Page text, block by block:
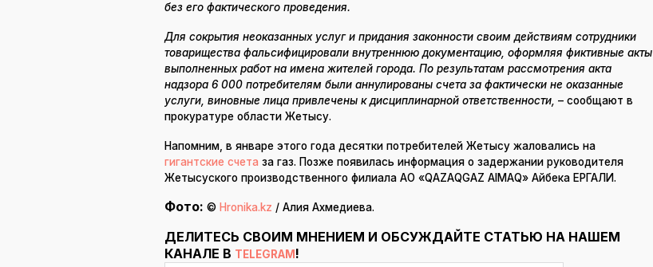
без его фактического проведения.
Для сокрытия неоказанных услуг и придания законности своим действиям сотрудники
товарищества фальсифицировали внутреннюю документацию, оформляя фиктивные акты
выполненных работ на имена жителей города. По результатам рассмотрения акта
надзора 6 000 потребителям были аннулированы счета за фактически не оказанные
услуги, виновные лица привлечены к дисциплинарной ответственности, – сообщают в
прокуратуре области Жетысу.
Напомним, в январе этого года десятки потребителей Жетысу жаловались на
гигантские счета за газ. Позже появилась информация о задержании руководителя
Жетысуского производственного филиала АО «QAZAQGAZ AIMAQ» Айбека ЕРГАЛИ.
Фото: © Hronika.kz / Алия Ахмедиева.
ДЕЛИТЕСЬ СВОИМ МНЕНИЕМ И ОБСУЖДАЙТЕ СТАТЬЮ НА НАШЕМ
КАНАЛЕ В TELEGRAM !